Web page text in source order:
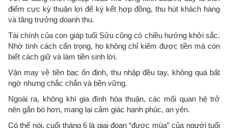
điểm cực kỳ thuận lợi để ký kết hợp đồng, thu hút khách hàng
và tăng trưởng doanh thu.
Tài chính của con giáp tuổi Sửu cũng có chiều hướng khởi sắc.
Nhờ tính cách cẩn trọng, họ không chỉ kiếm được tiền mà còn
biết cách giữ và làm tiền sinh lời.
Vận may về tiền bạc ổn định, thu nhập đều tay, không quá bất
ngờ nhưng chắc chắn và bền vững.
Ngoài ra, không khí gia đình hòa thuận, các mối quan hệ trở
nên gắn bó hơn, mang lại cảm giác hạnh phúc, an yên.
Có thể nói, cuối tháng 6 là giai đoạn “được mùa” của người tuổi